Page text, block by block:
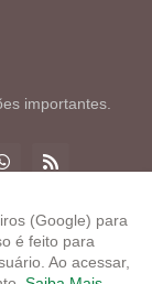
importantes.
(Google) para
é feito para
Ao acessar,